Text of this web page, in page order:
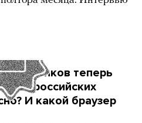
банков теперь
в российских
И какой браузер